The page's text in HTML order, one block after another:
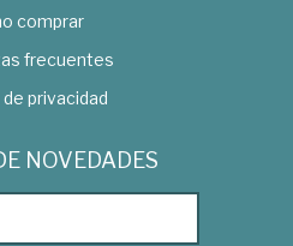
comprar
frecuentes
privacidad
NOVEDADES